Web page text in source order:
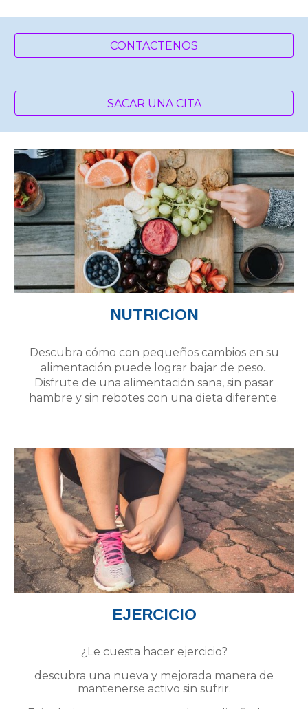
CONTACTENOS
SACAR UNA CITA
NUTRICION
Descubra cómo con pequeños cambios en su
alimentación puede lograr bajar de peso.
Disfrute de una alimentación sana, sin pasar
hambre y sin rebotes con una dieta diferente.
EJERCICIO
¿Le cuesta hacer ejercicio?
descubra una nueva y mejorada manera de
mantenerse activo sin sufrir.